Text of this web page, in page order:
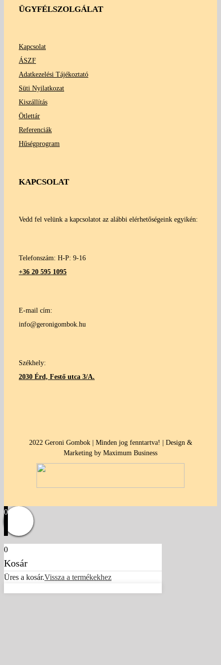
ÜGYFÉLSZOLGÁLAT
Kapcsolat
ÁSZF
Adatkezelési Tájékoztató
Süti Nyilatkozat
Kiszállítás
Ötlettár
Referenciák
Hűségprogram
KAPCSOLAT
Vedd fel velünk a kapcsolatot az alábbi elérhetőségeink egyikén:
Telefonszám: H-P: 9-16
+36 20 595 1095
E-mail cím:
info@geronigombok.hu
Székhely:
2030 Érd, Festő utca 3/A.
2022 Geroni Gombok | Minden jog fenntartva! | Design &
Marketing by Maximum Business
0
0
Kosár
Üres a kosár.Vissza a termékekhez